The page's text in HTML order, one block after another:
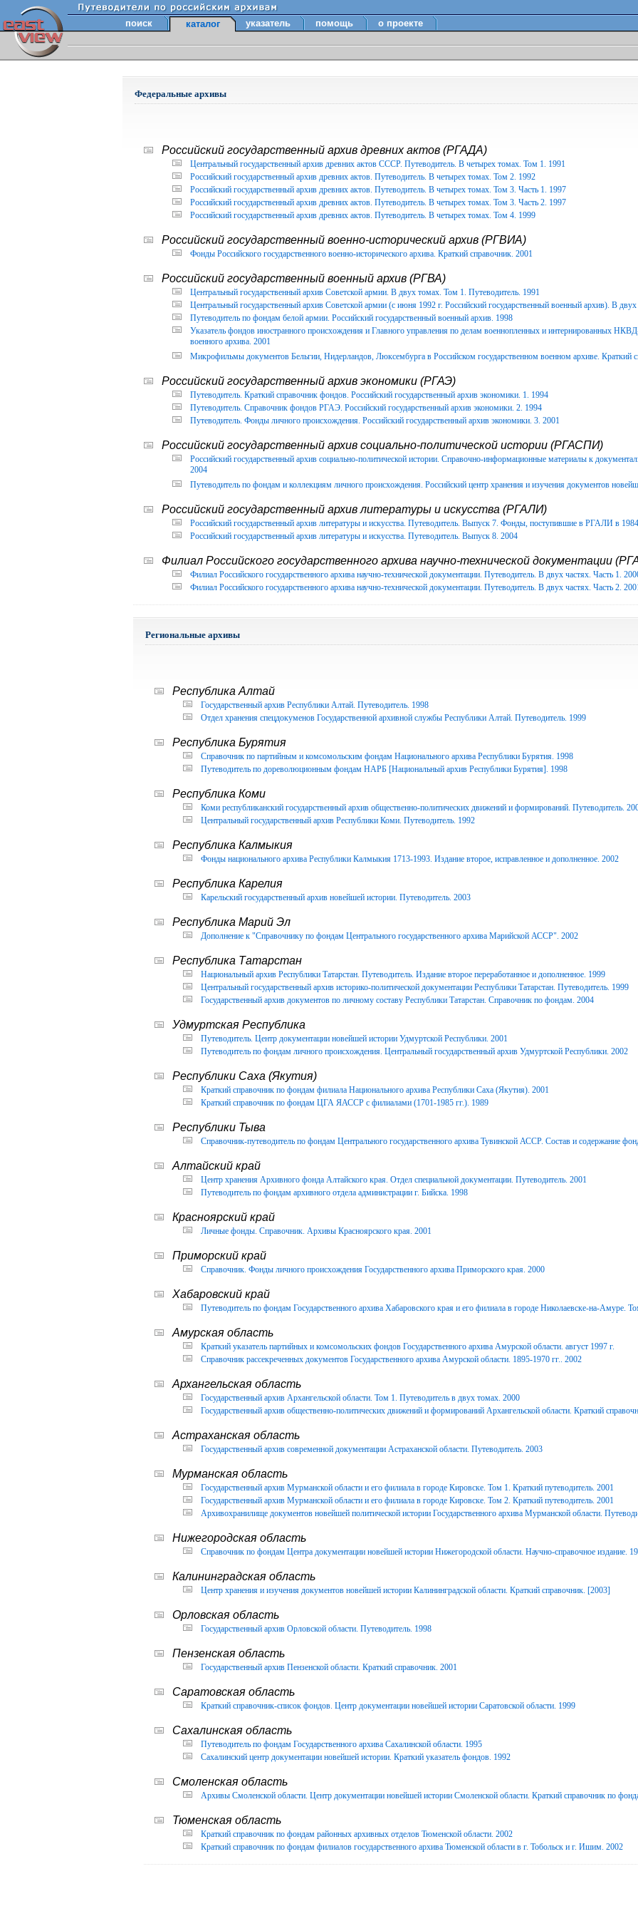
поиск каталог указатель помощь о проекте
Федеральные архивы
Российский государственный архив древних актов (РГАДА)
Центральный государственный архив древних актов СССР. Путеводитель. В четырех томах. Том 1. 1991
Российский государственный архив древних актов. Путеводитель. В четырех томах. Том 2. 1992
Российский государственный архив древних актов. Путеводитель. В четырех томах. Том 3. Часть 1. 1997
Российский государственный архив древних актов. Путеводитель. В четырех томах. Том 3. Часть 2. 1997
Российский государственный архив древних актов. Путеводитель. В четырех томах. Том 4. 1999
Российский государственный военно-исторический архив (РГВИА)
Фонды Российского государственного военно-исторического архива. Краткий справочник. 2001
Российский государственный военный архив (РГВА)
Центральный государственный архив Советской армии. В двух томах. Том 1. Путеводитель. 1991
Центральный государственный архив Советской армии (с июня 1992 г. Российский государственный военный архив). В
Путеводитель по фондам белой армии. Российский государственный военный архив. 1998
Указатель фондов иностранного происхождения и Главного управления по делам военнопленных и интернированных
военного архива. 2001
Микрофильмы документов Бельгии, Нидерландов, Люксембурга в Российском государственном военном архиве. Краткий
Российский государственный архив экономики (РГАЭ)
Путеводитель. Краткий справочник фондов. Российский государственный архив экономики. 1. 1994
Путеводитель. Справочник фондов РГАЭ. Российский государственный архив экономики. 2. 1994
Путеводитель. Фонды личного происхождения. Российский государственный архив экономики. 3. 2001
Российский государственный архив социально-политической истории (РГАСПИ)
Российский государственный архив социально-политической истории. Справочно-информационные материалы к
2004
Путеводитель по фондам и коллекциям личного происхождения. Российский центр хранения и изучения документов
Российский государственный архив литературы и искусства (РГАЛИ)
Российский государственный архив литературы и искусства. Путеводитель. Выпуск 7. Фонды, поступившие в РГАЛИ в
Российский государственный архив литературы и искусства. Путеводитель. Выпуск 8. 2004
Филиал Российского государственного архива научно-технической документации
Филиал Российского государственного архива научно-технической документации. Путеводитель. В двух частях. Часть 1.
Филиал Российского государственного архива научно-технической документации. Путеводитель. В двух частях. Часть 2.
Региональные архивы
Республика Алтай
Государственный архив Республики Алтай. Путеводитель. 1998
Отдел хранения спецдокуменов Государственной архивной службы Республики Алтай. Путеводитель. 1999
Республика Бурятия
Справочник по партийным и комсомольским фондам Национального архива Республики Бурятия. 1998
Путеводитель по дореволюционным фондам НАРБ [Национальный архив Республики Бурятия]. 1998
Республика Коми
Коми республиканский государственный архив общественно-политических движений и формирований. Путеводитель.
Центральный государственный архив Республики Коми. Путеводитель. 1992
Республика Калмыкия
Фонды национального архива Республики Калмыкия 1713-1993. Издание второе, исправленное и дополненное. 2002
Республика Карелия
Карельский государственный архив новейшей истории. Путеводитель. 2003
Республика Марий Эл
Дополнение к "Справочнику по фондам Центрального государственного архива Марийской АССР". 2002
Республика Татарстан
Национальный архив Республики Татарстан. Путеводитель. Издание второе переработанное и дополненное. 1999
Центральный государственный архив историко-политической документации Республики Татарстан. Путеводитель. 1999
Государственный архив документов по личному составу Республики Татарстан. Справочник по фондам. 2004
Удмуртская Республика
Путеводитель. Центр документации новейшей истории Удмуртской Республики. 2001
Путеводитель по фондам личного происхождения. Центральный государственный архив Удмуртской Республики. 2002
Республики Саха (Якутия)
Краткий справочник по фондам филиала Национального архива Республики Саха (Якутия). 2001
Краткий справочник по фондам ЦГА ЯАССР с филиалами (1701-1985 гг.). 1989
Республики Тыва
Справочник-путеводитель по фондам Центрального государственного архива Тувинской АССР. Состав и содержание
Алтайский край
Центр хранения Архивного фонда Алтайского края. Отдел специальной документации. Путеводитель. 2001
Путеводитель по фондам архивного отдела администрации г. Бийска. 1998
Красноярский край
Личные фонды. Справочник. Архивы Красноярского края. 2001
Приморский край
Справочник. Фонды личного происхождения Государственного архива Приморского края. 2000
Хабаровский край
Путеводитель по фондам Государственного архива Хабаровского края и его филиала в городе Николаевске-на-Амуре.
Амурская область
Краткий указатель партийных и комсомольских фондов Государственного архива Амурской области. август 1997 г.
Справочник рассекреченных документов Государственного архива Амурской области. 1895-1970 гг.. 2002
Архангельская область
Государственный архив Архангельской области. Том 1. Путеводитель в двух томах. 2000
Государственный архив общественно-политических движений и формирований Архангельской области. Краткий
Астраханская область
Государственный архив современной документации Астраханской области. Путеводитель. 2003
Мурманская область
Государственный архив Мурманской области и его филиала в городе Кировске. Том 1. Краткий путеводитель. 2001
Государственный архив Мурманской области и его филиала в городе Кировске. Том 2. Краткий путеводитель. 2001
Архивохранилище документов новейшей политической истории Государственного архива Мурманской области.
Нижегородская область
Справочник по фондам Центра документации новейшей истории Нижегородской области. Научно-справочное издание.
Калининградская область
Центр хранения и изучения документов новейшей истории Калининградской области. Краткий справочник. [2003]
Орловская область
Государственный архив Орловской области. Путеводитель. 1998
Пензенская область
Государственный архив Пензенской области. Краткий справочник. 2001
Саратовская область
Краткий справочник-список фондов. Центр документации новейшей истории Саратовской области. 1999
Сахалинская область
Путеводитель по фондам Государственного архива Сахалинской области. 1995
Сахалинский центр документации новейшей истории. Краткий указатель фондов. 1992
Смоленская область
Архивы Смоленской области. Центр документации новейшей истории Смоленской области. Краткий справочник по
Тюменская область
Краткий справочник по фондам районных архивных отделов Тюменской области. 2002
Краткий справочник по фондам филиалов государственного архива Тюменской области в г. Тобольск и г. Ишим. 2002